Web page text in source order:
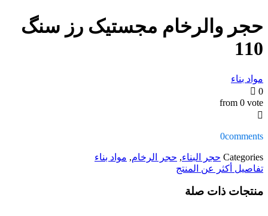
حجر والرخام مجستیک رز سنگ
110
مواد بناء
0
from 0 vote
0comments
Categories حجر البناء, حجر الرخام, مواد بناء
تفاصيل أكثر عن المنتج
منتجات ذات صلة